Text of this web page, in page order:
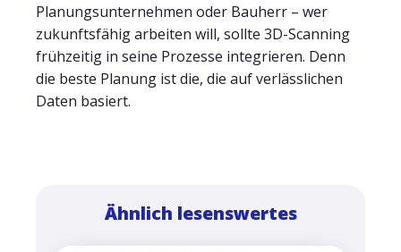
Planungsunternehmen oder Bauherr – wer
zukunftsfähig arbeiten will, sollte 3D-Scanning
frühzeitig in seine Prozesse integrieren. Denn
die beste Planung ist die, die auf verlässlichen
Daten basiert.
Ähnlich lesenswertes